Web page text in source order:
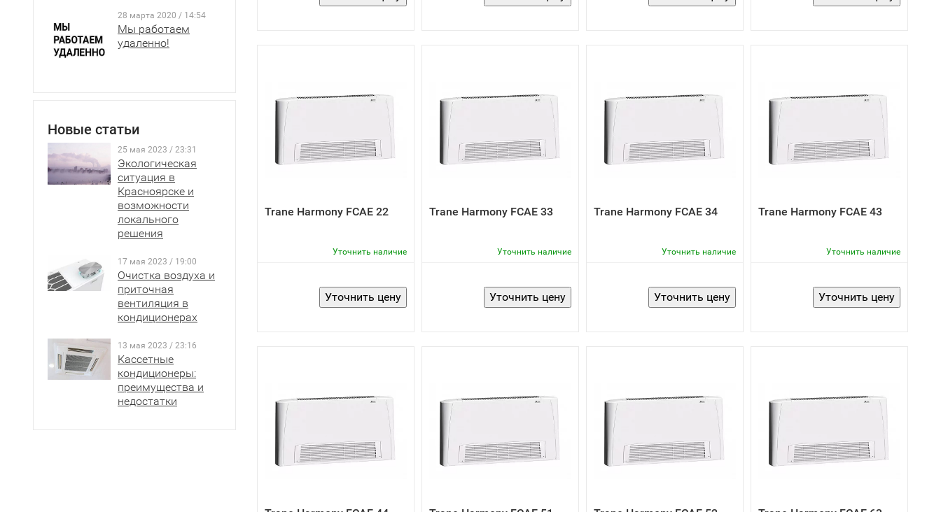
28 марта 2020 / 14:54
Мы работаем
удаленно!
Новые статьи
25 мая 2023 / 23:31
Экологическая
ситуация в
Красноярске и
возможности
локального
решения
17 мая 2023 / 19:00
Очистка воздуха и
приточная
вентиляция в
кондиционерах
13 мая 2023 / 23:16
Кассетные
кондиционеры:
преимущества и
недостатки
Trane Harmony FCAE 22
Уточнить наличие
Trane Harmony FCAE 33
Уточнить наличие
Trane Harmony FCAE 34
Уточнить наличие
Trane Harmony FCAE 43
Уточнить наличие